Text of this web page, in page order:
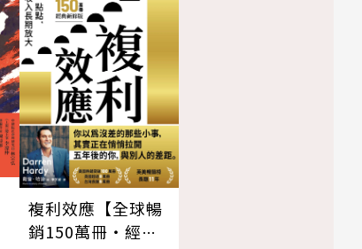
複利效應【全球暢
銷150萬冊・經典